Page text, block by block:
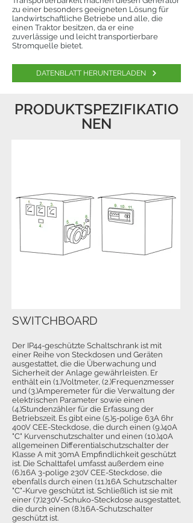
zu einer besonders geeigneten Lösung für
landwirtschaftliche Betriebe und alle, die
einen Traktor besitzen, da er eine
zuverlässige und leicht transportierbare
Stromquelle bietet.
DATENBLATT HERUNTERLADEN
PRODUKTSPEZIFIKATIO
NEN
Der IP44-geschützte Schaltschrank ist mit
einer Reihe von Steckdosen und Geräten
ausgestattet, die die Überwachung und
Sicherheit der Anlage gewährleisten. Er
enthält ein (1.)Voltmeter, (2.)Frequenzmesser
und (3.)Amperemeter für die Verwaltung der
elektrischen Parameter sowie einen
(4.)Stundenzähler für die Erfassung der
Betriebszeit. Es gibt eine (5.)5-polige 63A 6hr
400V CEE-Steckdose, die durch einen (9.)40A
"C" Kurvenschutzschalter und einen (10.)40A
allgemeinen Differentialschutzschalter der
Klasse A mit 30mA Empfindlichkeit geschützt
ist. Die Schalttafel umfasst außerdem eine
(6.)16A 3-polige 230V CEE-Steckdose, die
ebenfalls durch einen (11.)16A Schutzschalter
"C"-Kurve geschützt ist. Schließlich ist sie mit
einer (7.)230V-Schuko-Steckdose ausgestattet,
die durch einen (8.)16A-Schutzschalter
geschützt ist.
SWITCHBOARD